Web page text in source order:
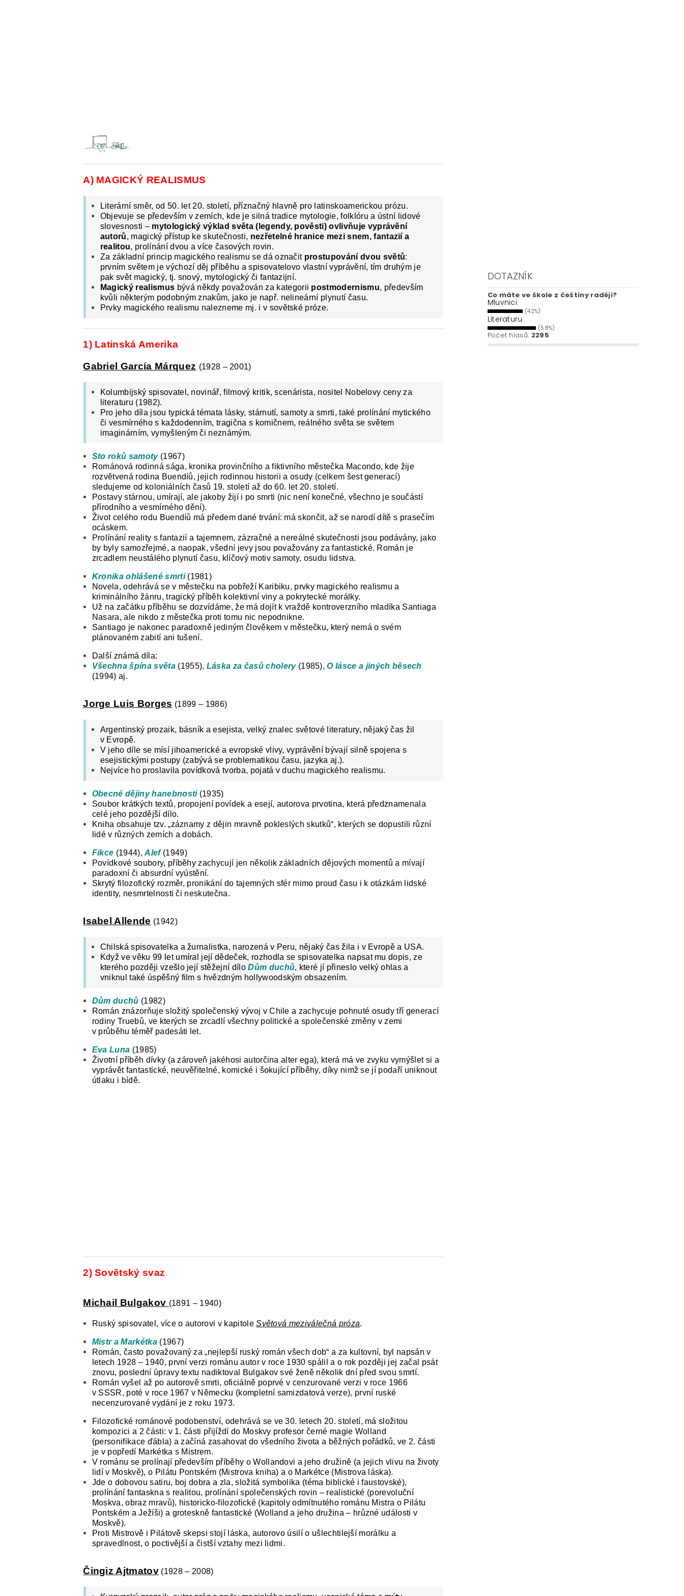
A) MAGICKÝ REALISMUS
Literární směr, od 50. let 20. století, příznačný hlavně pro latinskoamerickou prózu.
Objevuje se především v zemích, kde je silná tradice mytologie, folklóru a ústní lidové
slovesnosti – mytologický výklad světa (legendy, pověsti) ovlivňuje vyprávění
autorů, magický přístup ke skutečnosti, nezřetelné hranice mezi snem, fantazií a
realitou, prolínání dvou a více časových rovin.
Za základní princip magického realismu se dá označit prostupování dvou světů:
prvním světem je výchozí děj příběhu a spisovatelovo vlastní vyprávění, tím druhým je
pak svět magický, tj. snový, mytologický či fantazijní.
Magický realismus bývá někdy považován za kategorii postmodernismu, především
kvůli některým podobným znakům, jako je např. nelineární plynutí času.
Prvky magického realismu nalezneme mj. i v sovětské próze.
1) Latinská Amerika
Gabriel García Márquez (1928 – 2001)
Kolumbijský spisovatel, novinář, filmový kritik, scenárista, nositel Nobelovy ceny za
literaturu (1982).
Pro jeho díla jsou typická témata lásky, stárnutí, samoty a smrti, také prolínání mytického
či vesmírného s každodenním, tragična s komičnem, reálného světa se světem
imaginárním, vymyšleným či neznámým.
Sto roků samoty (1967)
Románová rodinná sága, kronika provinčního a fiktivního městečka Macondo, kde žije
rozvětvená rodina Buendíů, jejich rodinnou historii a osudy (celkem šest generací)
sledujeme od koloniálních časů 19. století až do 60. let 20. století.
Postavy stárnou, umírají, ale jakoby žijí i po smrti (nic není konečné, všechno je součástí
přírodního a vesmírného dění).
Život celého rodu Buendíů má předem dané trvání: má skončit, až se narodí dítě s prasečím
ocáskem.
Prolínání reality s fantazií a tajemnem, zázračné a nereálné skutečnosti jsou podávány, jako
by byly samozřejmé, a naopak, všední jevy jsou považovány za fantastické. Román je
zrcadlem neustálého plynutí času, klíčový motiv samoty, osudu lidstva.
Kronika ohlášené smrti (1981)
Novela, odehrává se v městečku na pobřeží Karibiku, prvky magického realismu a
kriminálního žánru, tragický příběh kolektivní viny a pokrytecké morálky.
Už na začátku příběhu se dozvídáme, že má dojít k vraždě kontroverzního mladíka Santiaga
Nasara, ale nikdo z městečka proti tomu nic nepodnikne.
Santiago je nakonec paradoxně jediným člověkem v městečku, který nemá o svém
plánovaném zabití ani tušení.
Další známá díla:
Všechna špína světa (1955), Láska za časů cholery(1985),O lásce a jiných běsech
(1994) aj.
Jorge Luis Borges (1899 – 1986)
Argentinský prozaik, básník a esejista, velký znalec světové literatury, nějaký čas žil
v Evropě.
V jeho díle se mísí jihoamerické a evropské vlivy, vyprávění bývají silně spojena s
esejistickými postupy (zabývá se problematikou času, jazyka aj.).
Nejvíce ho proslavila povídková tvorba, pojatá v duchu magického realismu.
Obecné dějiny hanebnosti(1935)
Soubor krátkých textů, propojení povídek a esejí, autorova prvotina, která předznamenala
celé jeho pozdější dílo.
Kniha obsahuje tzv. „záznamy z dějin mravně pokleslých skutků“, kterých se dopustili různí
lidé v různých zemích a dobách.
Fikce (1944),Alef(1949)
Povídkové soubory, příběhy zachycují jen několik základních dějových momentů a mívají
paradoxní či absurdní vyústění.
Skrytý filozofický rozměr, pronikání do tajemných sfér mimo proud času i k otázkám lidské
identity, nesmrtelnosti či neskutečna.
Isabel Allende (1942)
Chilská spisovatelka a žurnalistka, narozená v Peru, nějaký čas žila i v Evropě a USA.
Když ve věku 99 let umíral její dědeček, rozhodla se spisovatelka napsat mu dopis, ze
kterého později vzešlo její stěžejní díloDům duchů, které jí přineslo velký ohlas a
vniknul také úspěšný film s hvězdným hollywoodským obsazením.
Dům duchů (1982)
Román znázorňuje složitý společenský vývoj v Chile a zachycuje pohnuté osudy tří generací
rodiny Truebů, ve kterých se zrcadlí všechny politické a společenské změny v zemi
v průběhu téměř padesáti let.
Eva Luna (1985)
Životní příběh dívky (a zároveň jakéhosi autorčina alter ega), která má ve zvyku vymýšlet si a
vyprávět fantastické, neuvěřitelné, komické i šokující příběhy, díky nimž se jí podaří uniknout
útlaku i bídě.
2) Sovětský svaz
Michail Bulgakov (1891 – 1940)
Ruský spisovatel, více o autorovi v kapitoleSvětová meziválečná próza.
Mistr a Markétka(1967)
Román, často považovaný za „nejlepší ruský román všech dob“ a za kultovní, byl napsán v
letech 1928 – 1940, první verzi románu autor v roce 1930 spálil a o rok později jej začal psát
znovu, poslední úpravy textu nadiktoval Bulgakov své ženě několik dní před svou smrtí.
Román vyšel až po autorově smrti, oficiálně poprvé v cenzurované verzi v roce 1966
v SSSR, poté v roce 1967 v Německu (kompletní samizdatová verze), první ruské
necenzurované vydání je z roku 1973.
Filozofické románové podobenství, odehrává se ve 30. letech 20. století, má složitou
kompozici a 2 části: v 1. části přijíždí do Moskvy profesor černé magie Wolland
(personifikace ďábla) a začíná zasahovat do všedního života a běžných pořádků, ve 2. části
je v popředí Markétka s Mistrem.
V románu se prolínají především příběhy o Wollandovi a jeho družině (a jejich vlivu na životy
lidí v Moskvě), o Pilátu Pontském (Mistrova kniha) a o Markétce (Mistrova láska).
Jde o dobovou satiru, boj dobra a zla, složitá symbolika (téma biblické i faustovské),
prolínání fantaskna s realitou, prolínání společenských rovin – realistické (porevoluční
Moskva, obraz mravů), historicko-filozofické (kapitoly odmítnutého románu Mistra o Pilátu
Pontském a Ježíši) a groteskně fantastické (Wolland a jeho družina – hrůzné události v
Moskvě).
Proti Mistrově i Pilátově skepsi stojí láska, autorovo úsilí o ušlechtilejší morálku a
spravedlnost, o poctivější a čistší vztahy mezi lidmi.
Čingiz Ajtmatov (1928 – 2008)
DOTAZNÍK
Co máte ve škole z češtiny raději?
Mluvnici
(42%)
Literaturu
(58%)
Počet hlasů: 2295